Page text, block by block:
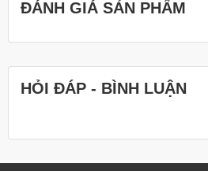
ĐÁNH GIÁ SẢN PHẨM
HỎI ĐÁP - BÌNH LUẬN